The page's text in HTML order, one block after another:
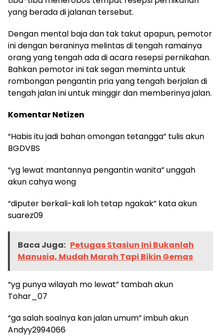
yang berada di jalanan tersebut.
Dengan mental baja dan tak takut apapun, pemotor
ini dengan beraninya melintas di tengah ramainya
orang yang tengah ada di acara resepsi pernikahan.
Bahkan pemotor ini tak segan meminta untuk
rombongan pengantin pria yang tengah berjalan di
tengah jalan ini untuk minggir dan memberinya jalan.
Komentar Netizen
“Habis itu jadi bahan omongan tetangga” tulis akun
BGDVBS
“yg lewat mantannya pengantin wanita” unggah
akun cahya wong
“diputer berkali-kali loh tetap ngakak” kata akun
suarez09
Baca Juga: Petugas Stasiun Ini Bukanlah
Manusia, Mudah Marah Tapi Bikin Gemas
“yg punya wilayah mo lewat” tambah akun
Tohar_07
“ga salah soalnya kan jalan umum” imbuh akun
Andyy2994066